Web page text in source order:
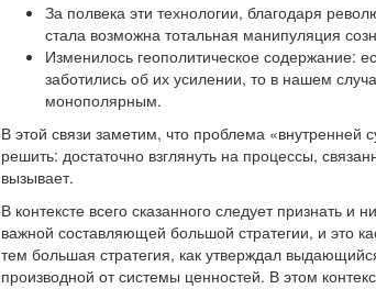
За полвека эти технологии, благодаря
стала возможна тотальная манипуляция
Изменилось геополитическое содержание:
заботились об их усилении, то в нашем
монополярным.
В этой связи заметим, что проблема «внутренней
решить: достаточно взглянуть на процессы,
вызывает.
В контексте всего сказанного следует признать
важной составляющей большой стратегии, и это
тем большая стратегия, как утверждал
производной от системы ценностей. В этом